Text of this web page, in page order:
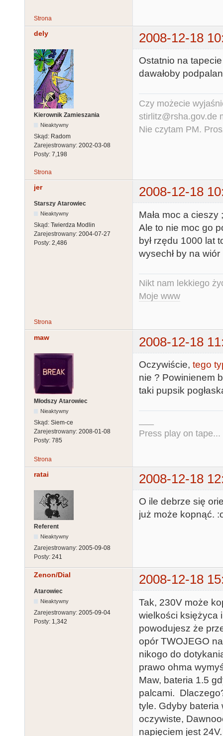
Strona
dely 2008-12-18
Kierownik Zamieszania
Nieaktywny
Skąd: Radom
Zarejestrowany: 2002-03-08
Posty: 7,198
Ostatnio na
dawałoby
Czy możecie
stirlitz@rsha.gov.de
Nie czytam PM.
Strona
jer 2008-12-18
Starszy Atarowiec
Nieaktywny
Skąd: Twierdza Modlin
Zarejestrowany: 2004-07-27
Posty: 2,486
Mała moc a cieszy
Ale to nie moc go
był rzędu 1000 lat
wysechł by na
Nikt nam lekkiego
Moje www
Strona
maw 2008-12-18
Młodszy Atarowiec
Nieaktywny
Skąd: Siem-ce
Zarejestrowany: 2008-01-08
Posty: 785
Oczywiście, tego
nie ? Powinienem
taki pupsik
Press play on tape...
Strona
ratai 2008-12-18
Referent
Nieaktywny
Zarejestrowany: 2005-09-08
Posty: 241
O ile debrze się
już może kopnąć.
Zenon/Dial 2008-12-18
Atarowiec
Nieaktywny
Zarejestrowany: 2005-09-04
Posty: 1,342
Tak, 230V może
wielkości księżyca
powodujesz że
opór TWOJEGO
nikogo do
prawo ohma
Maw, bateria 1.5
palcami.
tyle. Gdyby bateria
oczywiste,
napięciem jest